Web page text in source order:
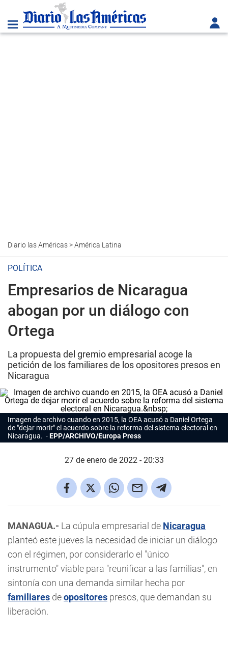
Diario las Américas>América Latina
POLÍTICA
Empresarios de Nicaragua
abogan por un diálogo con
Ortega
La propuesta del gremio empresarial acoge la
petición de los familiares de los opositores presos en
Nicaragua
Imagen de archivo cuando en 2015, la OEA acusó a Daniel Ortega
de "dejar morir" el acuerdo sobre la reforma del sistema electoral en
Nicaragua.
EPP/ARCHIVO/Europa Press
27 de enero de 2022 - 20:33
MANAGUA.- La cúpula empresarial de Nicaragua
planteó este jueves la necesidad de iniciar un diálogo
con el régimen, por considerarlo el "único
instrumento" viable para "reunificar a las familias", en
sintonía con una demanda similar hecha por
familiares deopositores presos, que demandan su
liberación.